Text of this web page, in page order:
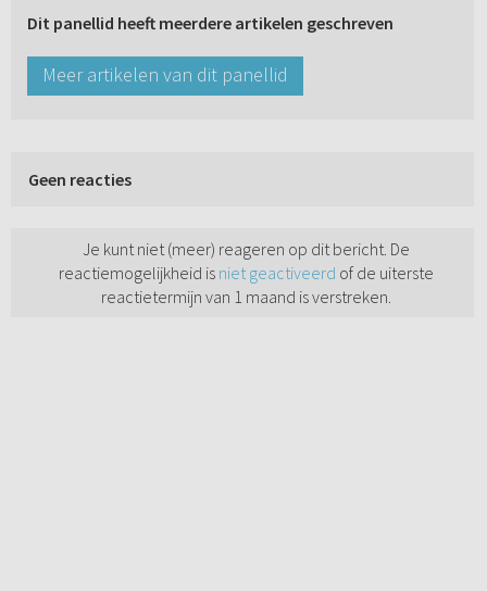
Dit panellid heeft meerdere artikelen geschreven
Meer artikelen van dit panellid
Geen reacties
Je kunt niet (meer) reageren op dit bericht. De
reactiemogelijkheid is niet geactiveerd of de uiterste
reactietermijn van 1 maand is verstreken.